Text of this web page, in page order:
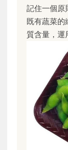
記住一個原
既有蔬菜的
質含量，運